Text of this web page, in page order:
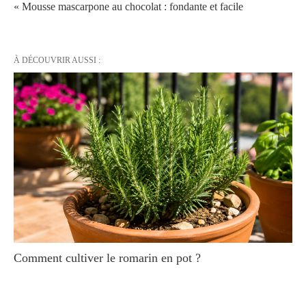
« Mousse mascarpone au chocolat : fondante et facile
À DÉCOUVRIR AUSSI :
Comment cultiver le romarin en pot ?